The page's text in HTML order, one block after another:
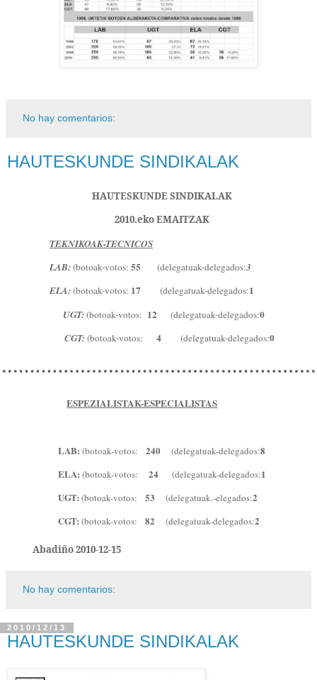
No hay comentarios:
HAUTESKUNDE SINDIKALAK
HAUTESKUNDE SINDIKALAK
2010.eko EMAITZAK
TEKNIKOAK-TECNICOS
LAB:(botoak-votos: 55 (delegatuak-delegados:3
ELA:(botoak-votos: 17 (delegatuak-delegados:1
(botoak-votos: 12 (delegatuak-delegados:0
(botoak-votos: 4(delegatuak-delegados:0
ESPEZIALISTAK-ESPECIALISTAS
LAB: (botoak-votos: 240 (delegatuak-delegados:8
ELA: (botoak-votos: 24 (delegatuak-delegados:1
UGT: (botoak-votos: 53 (delegatuak.-elegados:2
CGT: (botoak-votos: 82 (delegatuak-delegados:2
Abadiño 2010-12-15
No hay comentarios:
2010/12/13
HAUTESKUNDE SINDIKALAK